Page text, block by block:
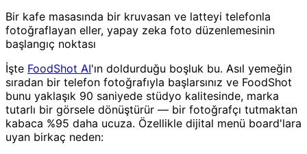
Bir kafe masasında bir kruvasan ve latteyi telefonla
fotoğraflayan eller, yapay zeka foto düzenlemesinin
başlangıç noktası
İşte FoodShot AI'ın doldurduğu boşluk bu. Asıl yemeğin
sıradan bir telefon fotoğrafıyla başlarsınız ve FoodShot
bunu yaklaşık 90 saniyede stüdyo kalitesinde, marka
tutarlı bir görsele dönüştürür — bir fotoğrafçı tutmaktan
kabaca %95 daha ucuza. Özellikle dijital menü board'lara
uyan birkaç neden: